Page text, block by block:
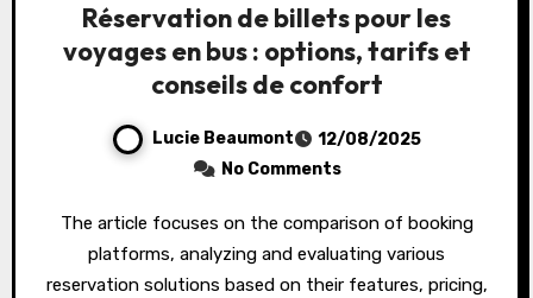
Réservation de billets pour les
voyages en bus : options, tarifs et
conseils de confort
Lucie Beaumont
12/08/2025
No Comments
The article focuses on the comparison of booking
platforms, analyzing and evaluating various
reservation solutions based on their features, pricing,